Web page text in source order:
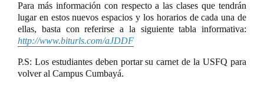
Para más información con respecto a las clases que tendrán
lugar en estos nuevos espacios y los horarios de cada una de
ellas, basta con referirse a la siguiente tabla informativa:
http://www.biturls.com/aJDDF
P.S: Los estudiantes deben portar su carnet de la USFQ para
volver al Campus Cumbayá.